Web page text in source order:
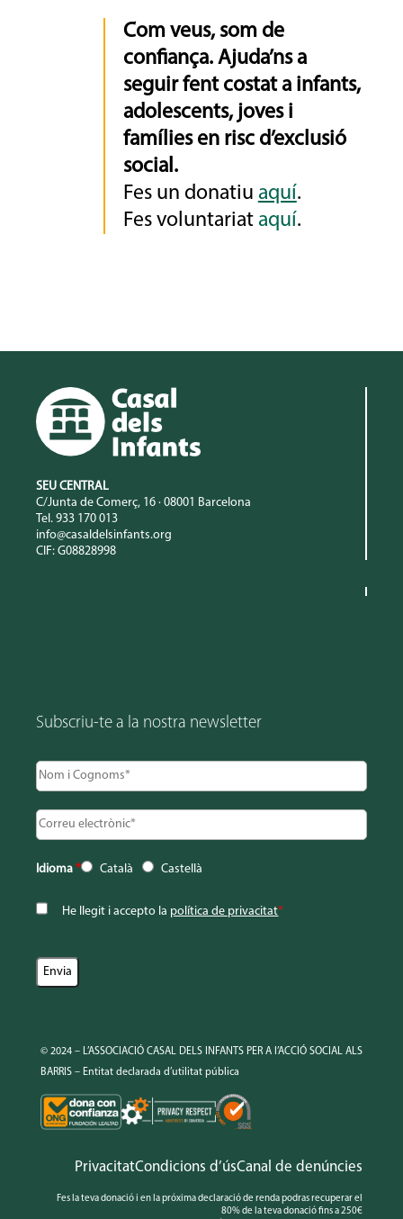
Com veus, som de
confiança. Ajuda’ns a
seguir fent costat a infants,
adolescents, joves i
famílies en risc d’exclusió
social.
Fes un donatiu aquí.
Fes voluntariat aquí.
SEU CENTRAL
C/Junta de Comerç, 16 · 08001 Barcelona
Tel. 933 170 013
info@casaldelsinfants.org
CIF: G08828998
Subscriu-te a la nostra newsletter
Idioma * Català Castellà
He llegit i accepto la política de privacitat*
© 2024 – L’ASSOCIACIÓ CASAL DELS INFANTS PER A l’ACCIÓ SOCIAL ALS
BARRIS – Entitat declarada d’utilitat pública
PrivacitatCondicions d’úsCanal de denúncies
Fes la teva donació i en la próxima declaració de renda podras recuperar el
80% de la teva donació fins a 250€